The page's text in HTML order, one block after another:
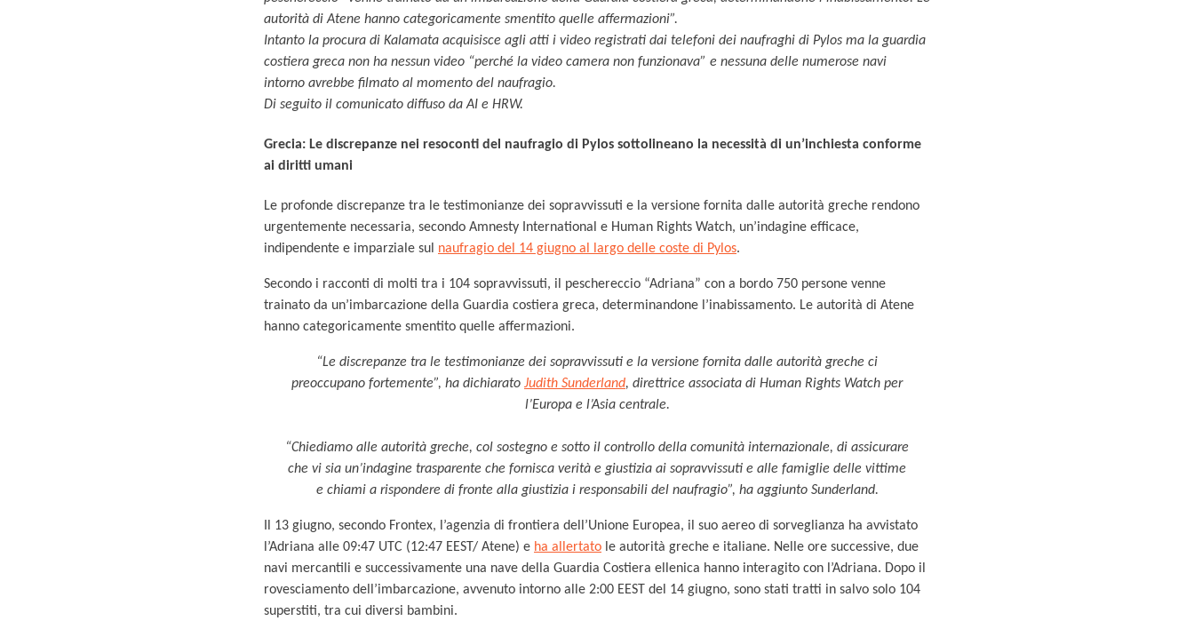
autorità di Atene hanno categoricamente smentito quelle affermazioni”.
Intanto la procura di Kalamata acquisisce agli atti i video registrati dai telefoni dei naufraghi di Pylos ma la guardia
costiera greca non ha nessun video “perché la video camera non funzionava” e nessuna delle numerose navi
intorno avrebbe filmato al momento del naufragio.
Di seguito il comunicato diffuso da AI e HRW.
Grecia: Le discrepanze nei resoconti del naufragio di Pylos sottolineano la necessità di un’inchiesta conforme
ai diritti umani
Le profonde discrepanze tra le testimonianze dei sopravvissuti e la versione fornita dalle autorità greche rendono
urgentemente necessaria, secondo Amnesty International e Human Rights Watch, un’indagine efficace,
indipendente e imparziale sul naufragio del 14 giugno al largo delle coste di Pylos.
Secondo i racconti di molti tra i 104 sopravvissuti, il peschereccio “Adriana” con a bordo 750 persone venne
trainato da un’imbarcazione della Guardia costiera greca, determinandone l’inabissamento. Le autorità di Atene
hanno categoricamente smentito quelle affermazioni.
“Le discrepanze tra le testimonianze dei sopravvissuti e la versione fornita dalle autorità greche ci
preoccupano fortemente”, ha dichiarato Judith Sunderland, direttrice associata di Human Rights Watch per
l’Europa e l’Asia centrale.
“Chiediamo alle autorità greche, col sostegno e sotto il controllo della comunità internazionale, di assicurare
che vi sia un’indagine trasparente che fornisca verità e giustizia ai sopravvissuti e alle famiglie delle vittime
e chiami a rispondere di fronte alla giustizia i responsabili del naufragio”, ha aggiunto Sunderland.
Il 13 giugno, secondo Frontex, l’agenzia di frontiera dell’Unione Europea, il suo aereo di sorveglianza ha avvistato
l’Adriana alle 09:47 UTC (12:47 EEST/ Atene) e ha allertato le autorità greche e italiane. Nelle ore successive, due
navi mercantili e successivamente una nave della Guardia Costiera ellenica hanno interagito con l’Adriana. Dopo il
rovesciamento dell’imbarcazione, avvenuto intorno alle 2:00 EEST del 14 giugno, sono stati tratti in salvo solo 104
superstiti, tra cui diversi bambini.